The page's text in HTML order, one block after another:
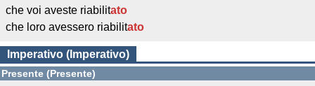
che voi aveste riabilitato
che loro avessero riabilitato
Imperativo (Imperativo)
Presente (Presente)